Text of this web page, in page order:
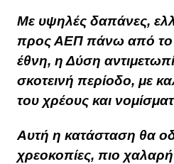
Με υψηλές δαπάνες,
προς ΑΕΠ πάνω από το
έθνη, η Δύση
σκοτεινή περίοδο, με
του χρέους και
Αυτή η κατάσταση θα
χρεοκοπίες, πιο